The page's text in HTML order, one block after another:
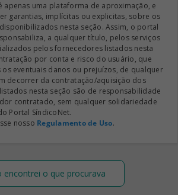
apenas uma plataforma de aproximação, e
garantias, implícitas ou explicitas, sobre os
nesta seção. Assim, o portal
a qualquer título, pelos serviços
pelos fornecedores listados nesta
por conta e risco do usuário, que
eventuais danos ou prejuízos, de qualquer
decorrer da contratação/aquisição dos
nesta seção são de responsabilidade
contratado, sem qualquer solidariedade
Portal SíndicoNet.
nosso Regulamento de Uso.
encontrei o que procurava